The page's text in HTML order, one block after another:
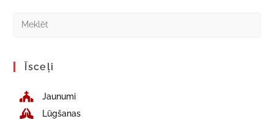
Īsceļi
Jaunumi
Lūgšanas